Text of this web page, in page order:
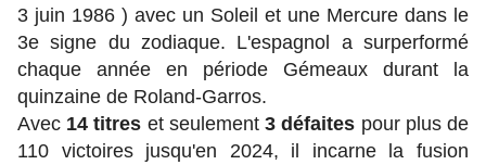
3 juin 1986 ) avec un Soleil et une Mercure dans le
3e signe du zodiaque. L'espagnol a surperformé
chaque année en période Gémeaux durant la
quinzaine de Roland-Garros.
Avec 14 titres et seulement3 défaites pour plus de
110 victoires jusqu'en 2024, il incarne la fusion